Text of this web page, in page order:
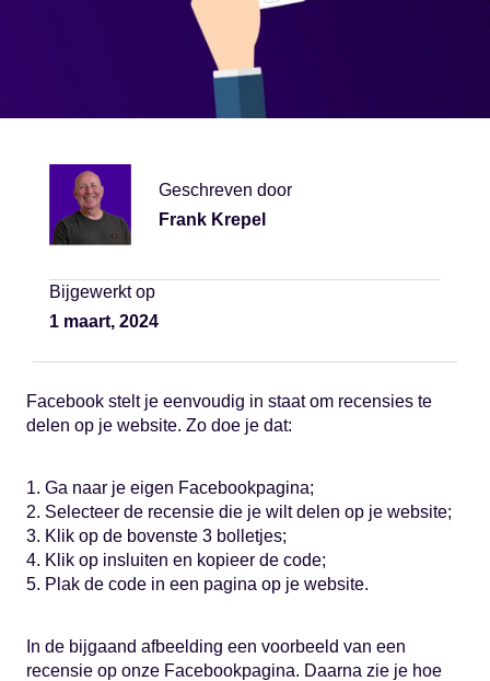
Geschreven door
Frank Krepel
Bijgewerkt op
1 maart, 2024
Facebook stelt je eenvoudig in staat om recensies te
delen op je website. Zo doe je dat:
1. Ga naar je eigen Facebookpagina;
2. Selecteer de recensie die je wilt delen op je website;
3. Klik op de bovenste 3 bolletjes;
4. Klik op insluiten en kopieer de code;
5. Plak de code in een pagina op je website.
In de bijgaand afbeelding een voorbeeld van een
recensie op onze Facebookpagina. Daarna zie je hoe